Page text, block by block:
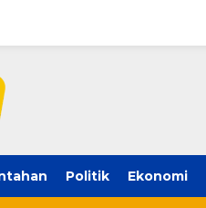
Politik Ekonomi